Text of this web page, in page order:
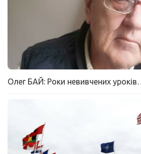
Олег БАЙ: Роки невивчених уроків…